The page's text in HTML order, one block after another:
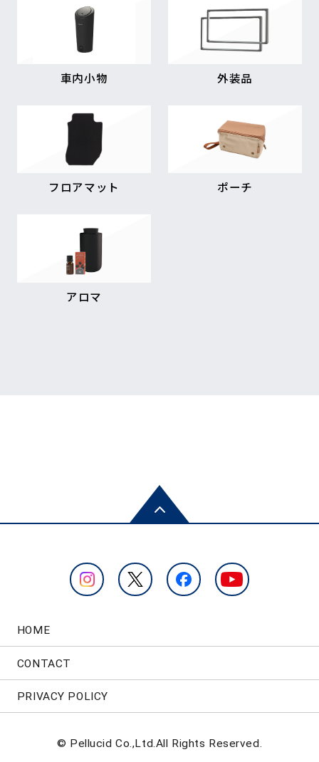
車内小物 外装品
フロアマット ポーチ
アロマ
HOME
CONTACT
PRIVACY POLICY
© Pellucid Co.,Ltd.All Rights Reserved.